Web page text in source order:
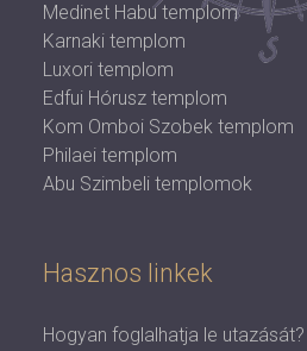
Medinet Habu templom
Karnaki templom
Luxori templom
Edfui Hórusz templom
Kom Omboi Szobek templom
Philaei templom
Abu Szimbeli templomok
Hasznos linkek
Hogyan foglalhatja le utazását?